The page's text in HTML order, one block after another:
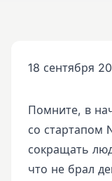
18 сентября
Помните, в
со стартапом
сокращать
что не брал